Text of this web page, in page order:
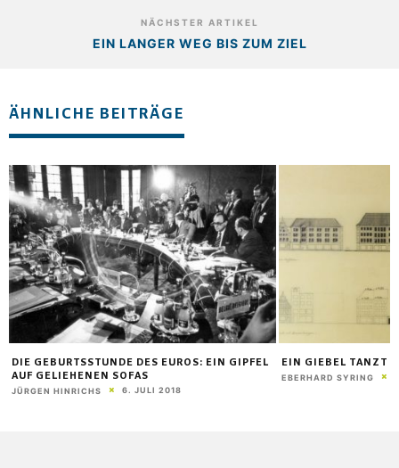
NÄCHSTER ARTIKEL
EIN LANGER WEG BIS ZUM ZIEL
ÄHNLICHE BEITRÄGE
DIE GEBURTSSTUNDE DES EUROS: EIN GIPFEL
AUF GELIEHENEN SOFAS
JÜRGEN HINRICHS 6. JULI 2018
EIN GIEBEL TANZT
EBERHARD SYRING